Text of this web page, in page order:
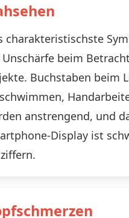
charakteristischste
Unschärfe beim
Buchstaben beim
anstrengend, und
Display ist